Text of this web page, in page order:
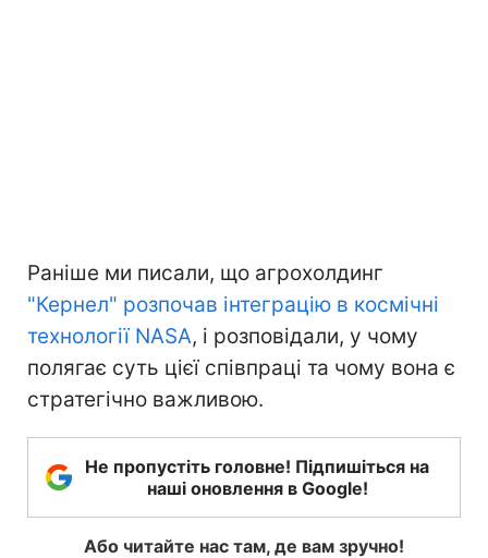
Раніше ми писали, що агрохолдинг
"Кернел" розпочав інтеграцію в космічні
технології NASA, і розповідали, у чому
полягає суть цієї співпраці та чому вона є
стратегічно важливою.
Не пропустіть головне! Підпишіться на
наші оновлення в Google!
Або читайте нас там, де вам зручно!